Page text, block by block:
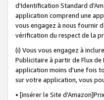
d'Identification Standard
application comprend une
vous engagez à nous fournir
vérification du respect de la
(i) Vous vous engagez à
Publicitaire à partir de Flux de
application moins d'une fois
sur votre application, vous
• [insérer le Site